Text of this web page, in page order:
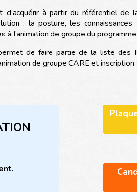
d’acquérir à partir du référentiel de
: la posture, les
à l’animation de groupe du
de faire partie de la liste des
de groupe CARE et inscription